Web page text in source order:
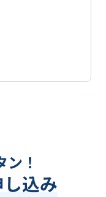
！
し込み